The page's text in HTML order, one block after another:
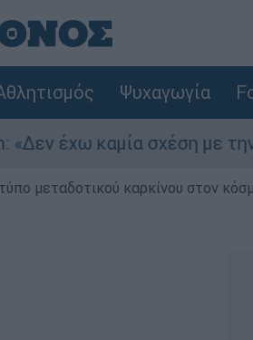
Ψυχαγωγία
σχέση με την
μεταδοτικού καρκίνου στον